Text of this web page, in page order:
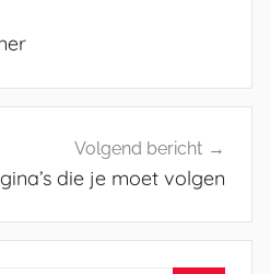
Volgend bericht
die je moet volgen